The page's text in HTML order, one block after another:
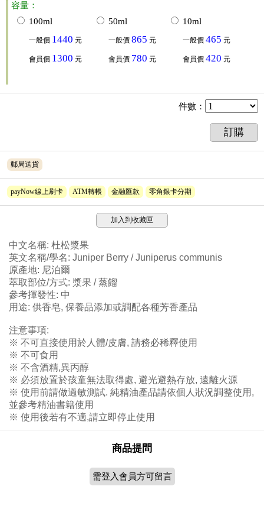
容量：
100ml
一般價 1440 元
會員價 1300 元
50ml
一般價 865 元
會員價 780 元
10ml
一般價 465 元
會員價 420 元
件數 ：
訂購
郵局送貨
payNow線上刷卡 ATM轉帳 金融匯款 零角銀卡分期
加入到收藏匣
中文名稱: 杜松漿果
英文名稱/學名: Juniper Berry / Juniperus communis
原產地: 尼泊爾
萃取部位/方式: 漿果 / 蒸餾
參考揮發性: 中
用途: 供香皂, 保養品添加或調配各種芳香產品
注意事項:
※ 不可直接使用於人體/皮膚, 請務必稀釋使用
※ 不可食用
※ 不含酒精,異丙醇
※ 必須放置於孩童無法取得處, 避光避熱存放, 遠離火源
※ 使用前請做過敏測試. 純精油產品請依個人狀況調整使用,
並參考精油書籍使用
※ 使用後若有不適,請立即停止使用
商品提問
需登入會員方可留言